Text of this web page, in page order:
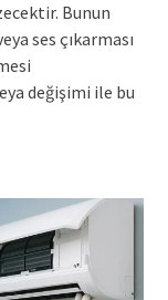
Bunun
ses çıkarması
değişimi ile bu